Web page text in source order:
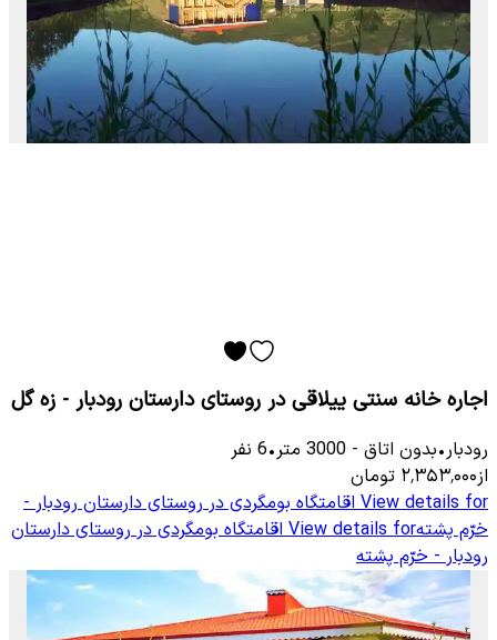
اجاره خانه سنتی ییلاقی در روستای دارستان رودبار - زه گل
رودبار•بدون اتاق -
3000 متر•
6 نفر
از۲٬۳۵۳٬۰۰۰ تومان
View details for اقامتگاه بومگردی در روستای دارستان رودبار -
خرّم پشتهView details for اقامتگاه بومگردی در روستای دارستان
رودبار - خرّم پشته